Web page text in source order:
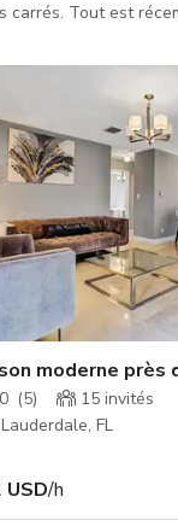
carrés. Tout est
parfait pour
moderne près
(5) 15 invités
FL
USD/h